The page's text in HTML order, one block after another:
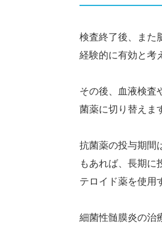
検査終了後、また
経験的に有効と考
その後、血液検査
菌薬に切り替えま
抗菌薬の投与期間
もあれば、長期に
テロイド薬を使用
細菌性髄膜炎の治